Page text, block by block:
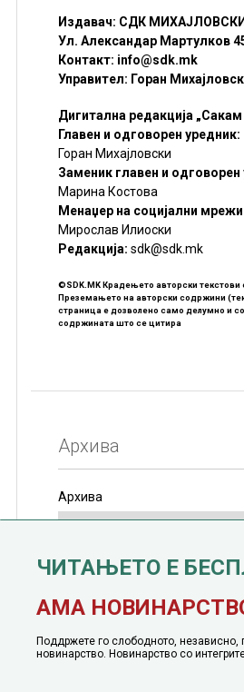
Издавач: СДК
Ул. Александар Мартулков
Контакт: info@sdk.mk
Управител: Горан
Дигитална редакција
Главен и одговорен уредник:
Горан Михајловски
Заменик главен и одговорен
Марина Костова
Менаџер на социјални
Мирослав Илиоски
Редакцијa: sdk@sdk.mk
©SDK.MK Крадењето авторски текстови
Преземањето на авторски содржини
страница е дозволено само делумно и
содржината што се цитира
Архива
Архива
јануари, 1991 година
ЧИТАЊЕТО Е
АМА
Поддржете го слободното,
новинарство. Новинарство со